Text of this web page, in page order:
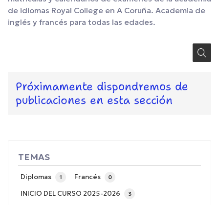
de idiomas Royal College en A Coruña. Academia de
inglés y francés para todas las edades.
TEMAS
Diplomas 1 Francés 0
INICIO DEL CURSO 2025-2026 3
Próximamente dispondremos de
publicaciones en esta sección